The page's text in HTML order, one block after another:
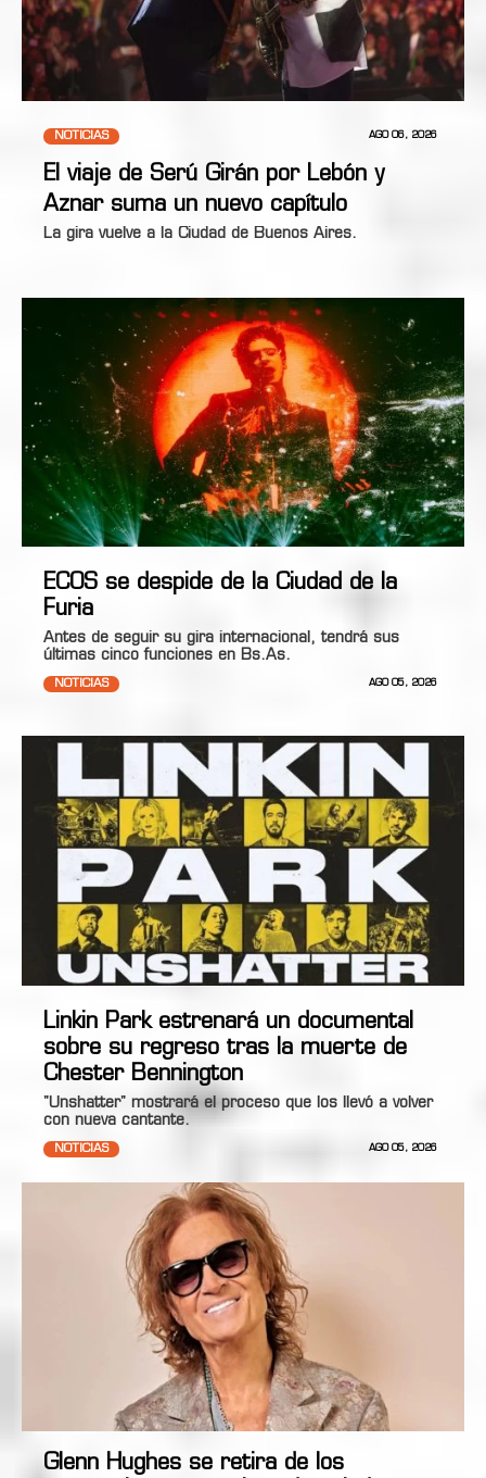
NOTICIAS AGO 06, 2026
El viaje de Serú Girán por Lebón y
Aznar suma un nuevo capítulo
La gira vuelve a la Ciudad de Buenos Aires.
ECOS se despide de la Ciudad de la
Furia
Antes de seguir su gira internacional, tendrá sus
últimas cinco funciones en Bs.As.
NOTICIAS AGO 05, 2026
Linkin Park estrenará un documental
sobre su regreso tras la muerte de
Chester Bennington
"Unshatter" mostrará el proceso que los llevó a volver
con nueva cantante.
NOTICIAS AGO 05, 2026
Glenn Hughes se retira de los